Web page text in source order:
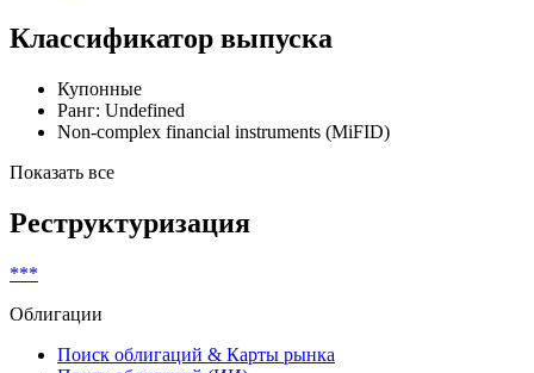
Классификатор выпуска
Купонные
Ранг: Undefined
Non-complex financial instruments (MiFID)
Показать все
Реструктуризация
***
Облигации
Поиск облигаций & Карты рынка